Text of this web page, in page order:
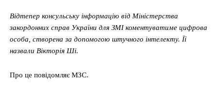
Відтепер консульську інформацію від Міністерства
закордонних справ України для ЗМІ коментуватиме цифрова
особа, створена за допомогою штучного інтелекту. Її
назвали Вікторія Ші.
Про це повідомляє МЗС.